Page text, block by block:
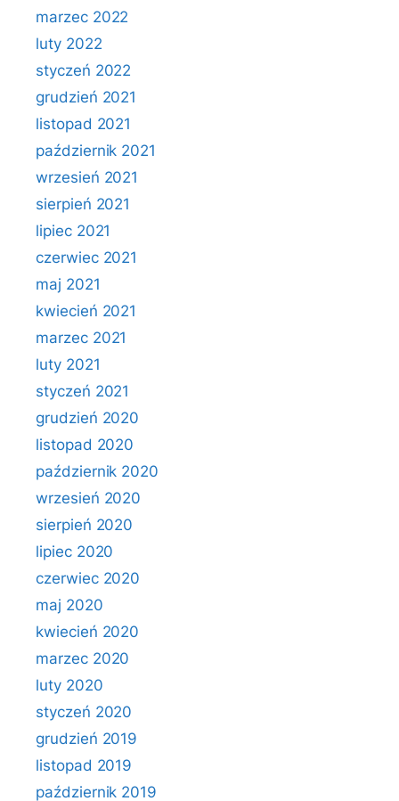
marzec 2022
luty 2022
styczeń 2022
grudzień 2021
listopad 2021
październik 2021
wrzesień 2021
sierpień 2021
lipiec 2021
czerwiec 2021
maj 2021
kwiecień 2021
marzec 2021
luty 2021
styczeń 2021
grudzień 2020
listopad 2020
październik 2020
wrzesień 2020
sierpień 2020
lipiec 2020
czerwiec 2020
maj 2020
kwiecień 2020
marzec 2020
luty 2020
styczeń 2020
grudzień 2019
listopad 2019
październik 2019